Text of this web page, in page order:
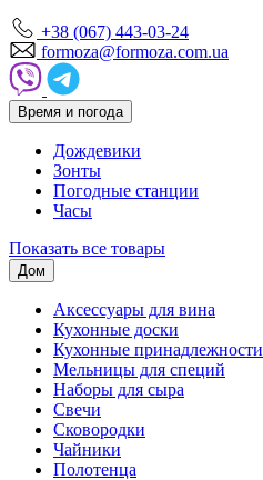
+38 (067) 443-03-24
formoza@formoza.com.ua
Время и погода
Дождевики
Зонты
Погодные станции
Часы
Показать все товары
Дом
Аксессуары для вина
Кухонные доски
Кухонные принадлежности
Мельницы для специй
Наборы для сыра
Свечи
Сковородки
Чайники
Полотенца